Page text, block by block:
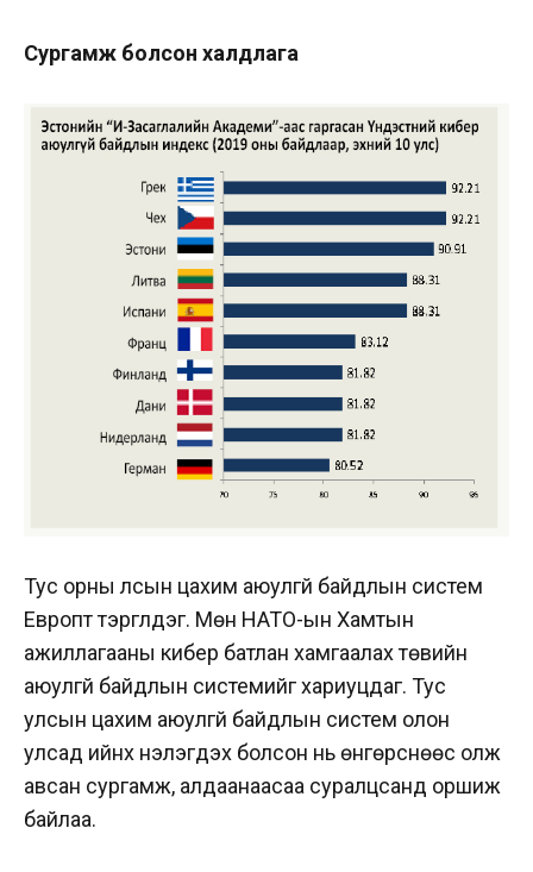
Сургамж болсон халдлага
Тус орны лсын цахим аюулгүй байдлын систем
Европт тэргүүлдэг. Мөн НАТО-ын Хамтын
ажиллагааны кибер батлан хамгаалах төвийн
аюулгүй байдлын системийг хариуцдаг. Тус
улсын цахим аюулгүй байдлын систем олон
улсад ийнхүү үнэлэгдэх болсон нь өнгөрснөөс олж
авсан сургамж, алдаанаасаа суралцсанд оршиж
байлаа.